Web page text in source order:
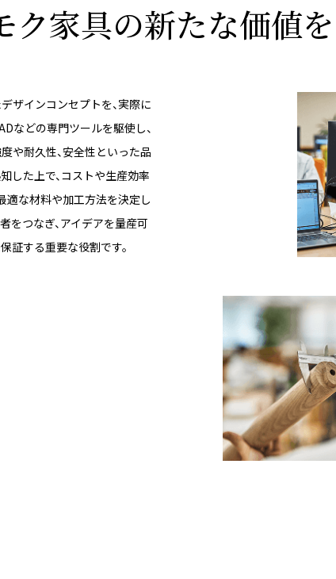
ク家具の新たな価値を
ザインコンセプトを、実際に
などの専門ツールを駆使し、
や耐久性、安全性といった品
した上で、コストや生産効率
適な材料や加工方法を決定し
をつなぎ、アイデアを量産可
証する重要な役割です。